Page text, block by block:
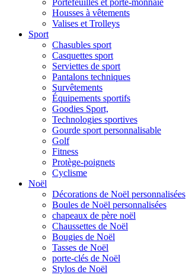
Housses à vêtements
Valises et Trolleys
Sport
Chasubles sport
Casquettes sport
Serviettes de sport
Pantalons techniques
Survêtements
Équipements sportifs
Goodies Sport,
Technologies sportives
Gourde sport personnalisable
Golf
Fitness
Protège-poignets
Cyclisme
Noël
Décorations de Noël personnalisées
Boules de Noël personnalisées
chapeaux de père noël
Chaussettes de Noël
Bougies de Noël
Tasses de Noël
porte-clés de Noël
Stylos de Noël